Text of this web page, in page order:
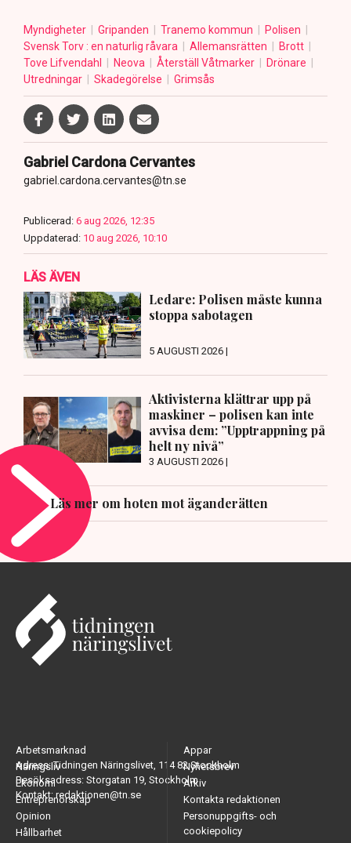
Myndigheter Gripanden Tranemo kommun
Polisen
Svensk Torv : en naturlig råvara
Allemansrätten
Brott
Tove Lifvendahl
Neova Återställ Våtmarker
Drönare
Utredningar
Skadegörelse Grimsås
Gabriel Cardona Cervantes
gabriel.cardona.cervantes@tn.se
Publicerad: 6 aug 2026, 12:35
Uppdaterad: 10 aug 2026, 10:10
LÄS ÄVEN
Ledare: Polisen måste kunna
stoppa sabotagen
5 AUGUSTI 2026 |
Aktivisterna klättrar upp på
maskiner – polisen kan inte
avvisa dem: ”Upptrappning på
helt ny nivå”
3 AUGUSTI 2026 |
Läs mer om hoten mot äganderätten
Adress: Tidningen Näringslivet, 114 82 Stockholm
Besöksadress: Storgatan 19, Stockholm
Kontakt: redaktionen@tn.se
Arbetsmarknad
Näringsliv
Ekonomi
Entreprenörskap
Opinion
Hållbarhet
Appar
Nyhetsbrev
Arkiv
Kontakta redaktionen
Personuppgifts- och
cookiepolicy